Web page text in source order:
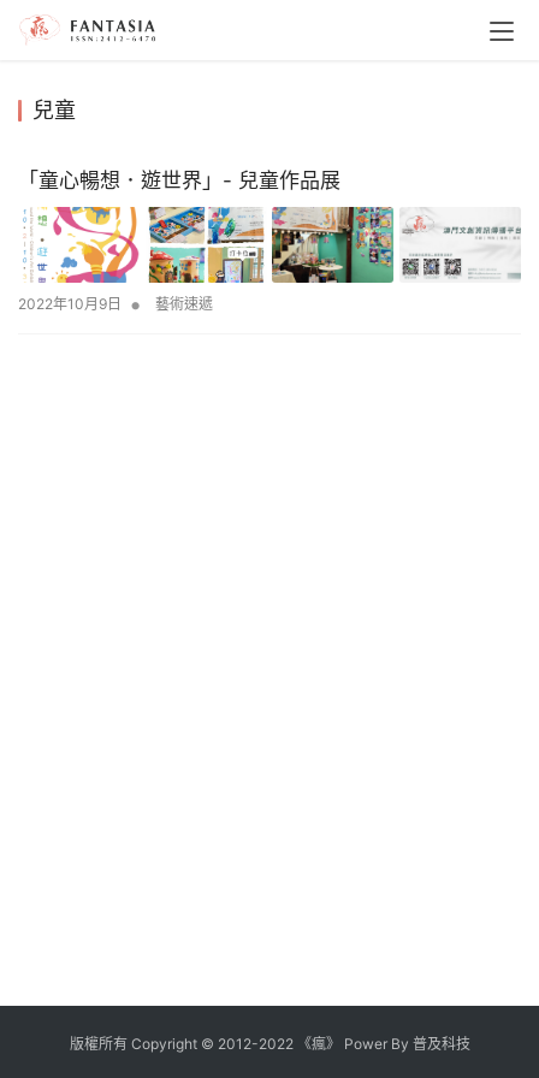
兒童
「童心暢想．遊世界」- 兒童作品展
2022年10月9日 • 藝術速遞
版權所有 Copyright © 2012-2022《瘋》 Power By 普及科技